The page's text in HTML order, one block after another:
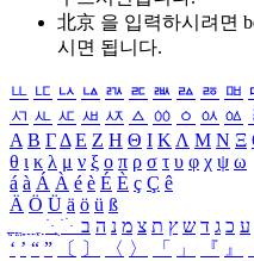
北京 을 입력하시려면
시면 됩니다.
ㅥ ㅦ ㅧ ㅨ ㅩ ㅪ ㅫ ㅬ ㅭ ㅮ
ㅺ ㅻ ㅼ ㅽ ㅾ ㅿ ㆀ ㆁ ㆂ ㆃ
Α Β ΓΔ Ε Ζ Η Θ Ι ΚΛ Μ Ν Ξ
θ ι κ λ μ ν ξ ο π ρ σ τ υ φ χ ψ ω
á à Á À é è É È ç Ç ê
Ä Ö Ü ä ö ü ß
ִֶֹ ֻּ ׁׂ ע כ ג ד ש ץ ת צ מ נ ה ב
‘ ’ “ ” 〔 〕 〈 〉 「 」 『 』